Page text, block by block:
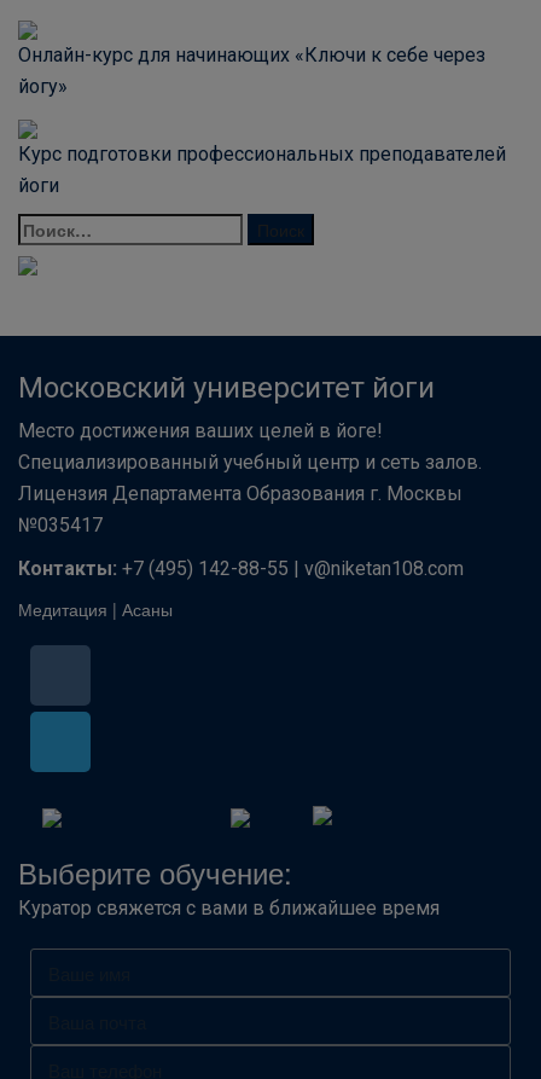
Онлайн-курс для начинающих «Ключи к себе через
йогу»
Курс подготовки профессиональных преподавателей
йоги
Московский университет йоги
Место достижения ваших целей в йоге!
Специализированный учебный центр и сеть залов.
Лицензия Департамента Образования г. Москвы
№035417
Контакты: +7 (495) 142-88-55 | v@niketan108.com
Медитация | Асаны
Выберите обучение:
Куратор свяжется с вами в ближайшее время